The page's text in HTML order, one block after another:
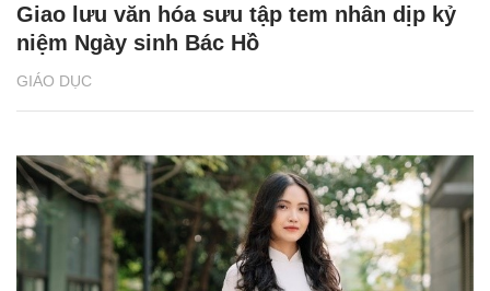
GIÁO DỤC
Giao lưu văn hóa sưu tập tem nhân dịp kỷ
niệm Ngày sinh Bác Hồ